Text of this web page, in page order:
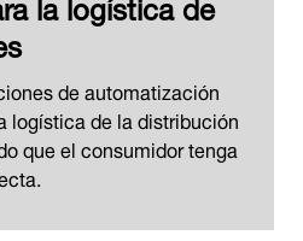
de automatización
logística de la distribución
que el consumidor tenga